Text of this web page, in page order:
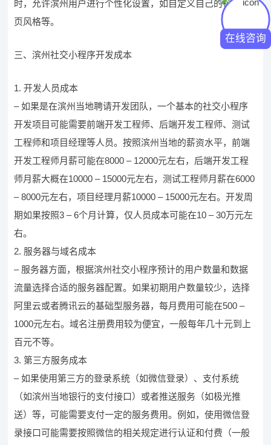
时，允许滨州用户进行个性化设置，如自定义自己的社交主
页风格等。
三、滨州社交小程序开发成本
1. 开发人员成本
– 如果是在滨州当地聘请开发团队，一个基本的社交小程序
开发项目可能需要前端开发工程师、后端开发工程师、测试
工程师和项目经理等人员。按照滨州当地的薪资水平，前端
开发工程师月薪可能在8000 – 12000元左右，后端开发工程
师月薪大概在10000 – 15000元左右，测试工程师月薪在6000
– 8000元左右，项目经理月薪10000 – 15000元左右。开发周
期如果按照3 – 6个月计算，仅人员成本可能在10 – 30万元左
右。
2. 服务器与域名成本
– 服务器方面，根据滨州社交小程序预计的用户数量和数据
流量选择合适的服务器配置。如果初期用户数量较少，选择
阿里云或者腾讯云的基础型服务器，每月费用可能在500 –
1000元左右。域名注册费用较为便宜，一般每年几十元到上
百元不等。
3. 第三方服务成本
– 如果使用第三方的登录系统（如微信登录）、支付系统
（如滨州当地银行的支付接口）或者推送服务（如极光推
送）等，可能需要支付一定的服务费用。例如，使用微信登
录接口可能需要按照微信的相关规定进行认证和付费（一般
在线咨询